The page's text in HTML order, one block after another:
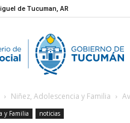
de Tucuman, AR
Niñez, Adolescencia y Familia
y Familia noticias